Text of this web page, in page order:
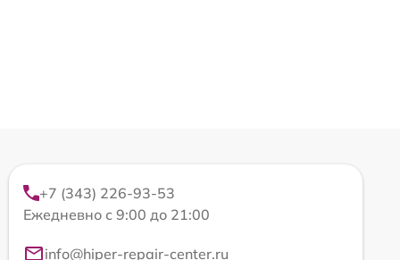
+7 (343) 226-93-53
Ежедневно с 9:00 до 21:00
info@hiper-repair-center.ru